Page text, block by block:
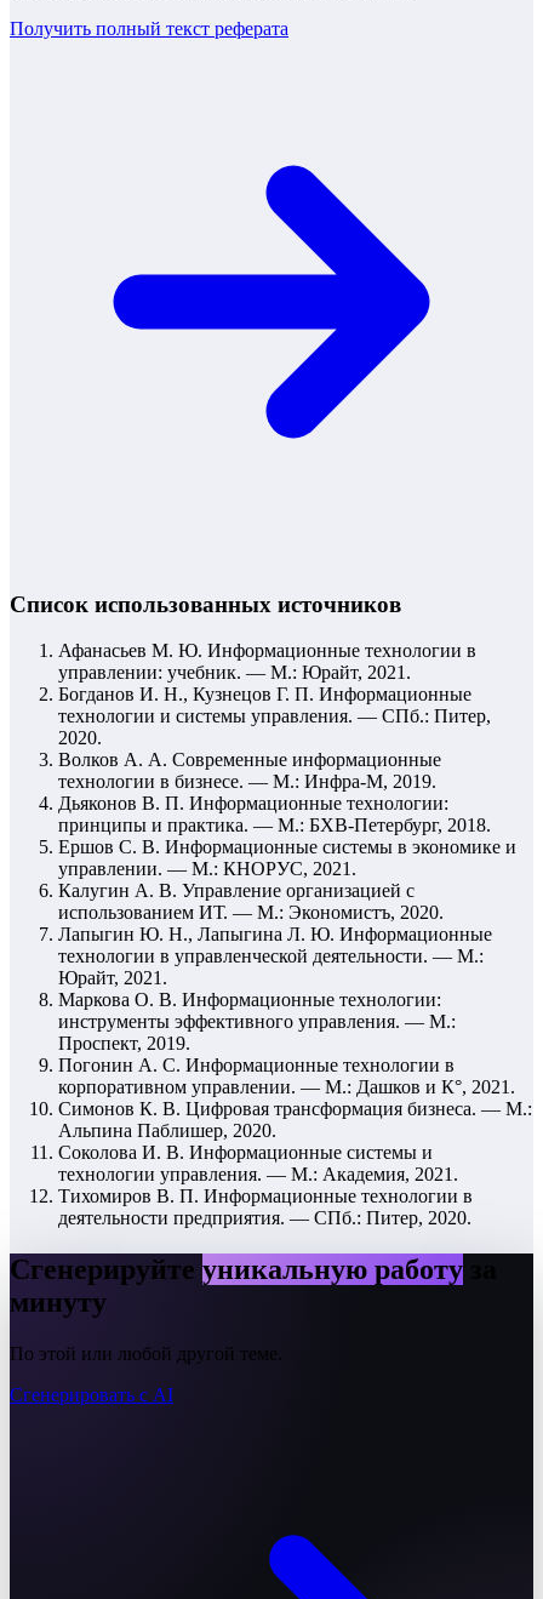
Получить полный текст реферата
Список использованных источников
Афанасьев М. Ю. Информационные технологии в
управлении: учебник. — М.: Юрайт, 2021.
Богданов И. Н., Кузнецов Г. П. Информационные
технологии и системы управления. — СПб.: Питер,
2020.
Волков А. А. Современные информационные
технологии в бизнесе. — М.: Инфра-М, 2019.
Дьяконов В. П. Информационные технологии:
принципы и практика. — М.: БХВ-Петербург, 2018.
Ершов С. В. Информационные системы в экономике и
управлении. — М.: КНОРУС, 2021.
Калугин А. В. Управление организацией с
использованием ИТ. — М.: Экономистъ, 2020.
Лапыгин Ю. Н., Лапыгина Л. Ю. Информационные
технологии в управленческой деятельности. — М.:
Юрайт, 2021.
Маркова О. В. Информационные технологии:
инструменты эффективного управления. — М.:
Проспект, 2019.
Погонин А. С. Информационные технологии в
корпоративном управлении. — М.: Дашков и К°, 2021.
Симонов К. В. Цифровая трансформация бизнеса. — М.:
Альпина Паблишер, 2020.
Соколова И. В. Информационные системы и
технологии управления. — М.: Академия, 2021.
Тихомиров В. П. Информационные технологии в
деятельности предприятия. — СПб.: Питер, 2020.
Сгенерируйте уникальную работу
минуту
По этой или любой другой теме.
Сгенерировать с AI